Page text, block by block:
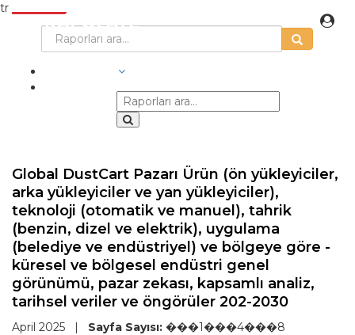
tr
Global DustCart Pazarı Ürün (ön yükleyiciler,
arka yükleyiciler ve yan yükleyiciler),
teknoloji (otomatik ve manuel), tahrik
(benzin, dizel ve elektrik), uygulama
(belediye ve endüstriyel) ve bölgeye göre -
küresel ve bölgesel endüstri genel
görünümü, pazar zekası, kapsamlı analiz,
tarihsel veriler ve öngörüler 202-2030
April 2025 | Sayfa Sayısı: ���1���4���8